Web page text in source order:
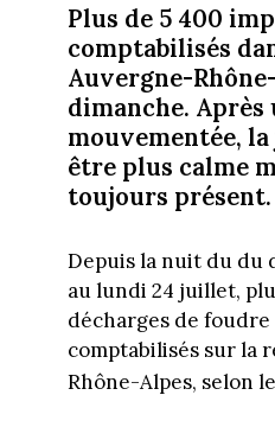
Plus de 5 400
comptabilisés
Auvergne-
dimanche.
mouvementée,
être plus calme
toujours présent.
Depuis la nuit du du
au lundi 24 juillet,
décharges de
comptabilisés sur la
Rhône-Alpes, selon le